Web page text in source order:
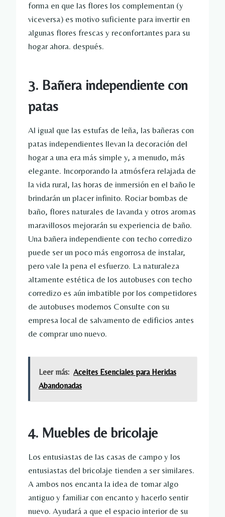
forma en que las flores los complementan (y
viceversa) es motivo suficiente para invertir en
algunas flores frescas y reconfortantes para su
hogar ahora. después.
3. Bañera independiente con
patas
Al igual que las estufas de leña, las bañeras con
patas independientes llevan la decoración del
hogar a una era más simple y, a menudo, más
elegante. Incorporando la atmósfera relajada de
la vida rural, las horas de inmersión en el baño le
brindarán un placer infinito. Rociar bombas de
baño, flores naturales de lavanda y otros aromas
maravillosos mejorarán su experiencia de baño.
Una bañera independiente con techo corredizo
puede ser un poco más engorrosa de instalar,
pero vale la pena el esfuerzo. La naturaleza
altamente estética de los autobuses con techo
corredizo es aún imbatible por los competidores
de autobuses modernos Consulte con su
empresa local de salvamento de edificios antes
de comprar uno nuevo.
Leer más: Aceites Esenciales para Heridas
Abandonadas
4. Muebles de bricolaje
Los entusiastas de las casas de campo y los
entusiastas del bricolaje tienden a ser similares.
A ambos nos encanta la idea de tomar algo
antiguo y familiar con encanto y hacerlo sentir
nuevo. Ayudará a que el espacio interior de su